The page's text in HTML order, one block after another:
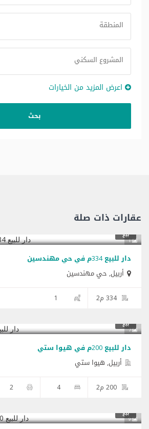
المنطقة
المشروع السكني
اعرض المزيد من الخيارات
عقارات ذات صلة
1
بيع
دار للبيع 334م في حي مهندسین
أربيل, حي مهندسین
334 م2 1
7
بيع
دار للبيع 200م في هیوا ستي
أربيل, هيوا ستي
200 م2 4
2
9
بيع